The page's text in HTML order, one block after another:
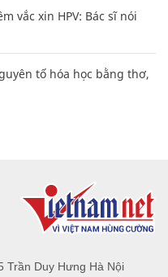
vắc xin HPV: Bác sĩ nói
tố hóa học bằng thơ,
Trần Duy Hưng Hà Nội